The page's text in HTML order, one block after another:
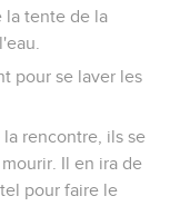
la tente de la
pour se laver les
rencontre, ils se
Il en ira de
pour faire le